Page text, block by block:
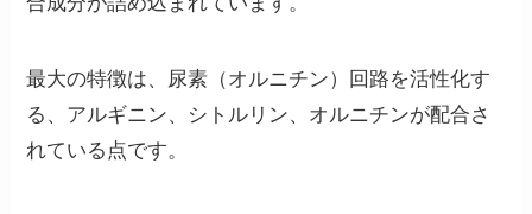
最大の特徴は、尿素（オルニチン）回路を活性化す
る、アルギニン、シトルリン、オルニチンが配合さ
れている点です。